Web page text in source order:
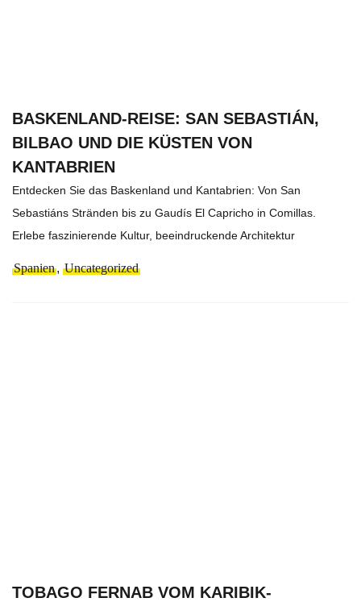
BASKENLAND-REISE: SAN SEBASTIÁN,
BILBAO UND DIE KÜSTEN VON
KANTABRIEN
Entdecken Sie das Baskenland und Kantabrien: Von San
Sebastiáns Stränden bis zu Gaudís El Capricho in Comillas.
Erlebe faszinierende Kultur, beeindruckende Architektur
Spanien, Uncategorized
TOBAGO FERNAB VOM KARIBIK-